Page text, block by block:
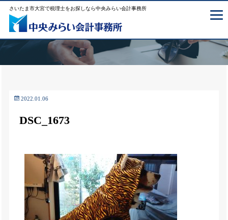
さいたま市大宮で税理士をお探しなら中央みらい会計事務所
2022.01.06
DSC_1673